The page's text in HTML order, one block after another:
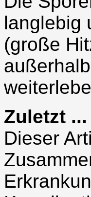
langlebig
(große
Zuletzt ...
Dieser